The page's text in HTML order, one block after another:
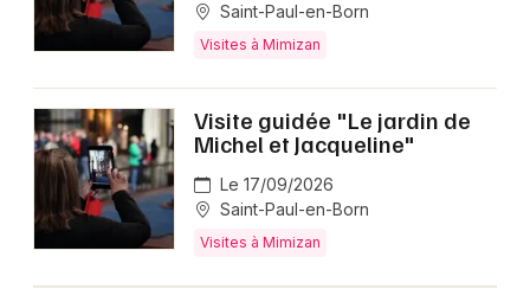
Saint-Paul-en-Born
Visites à Mimizan
Visite guidée "Le jardin de
Michel et Jacqueline"
Le 17/09/2026
Saint-Paul-en-Born
Visites à Mimizan